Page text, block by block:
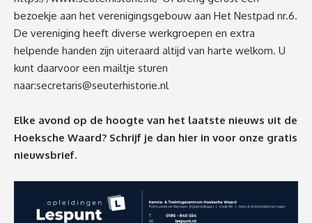
bezoekje aan het verenigingsgebouw aan Het Nestpad nr.6.
De vereniging heeft diverse werkgroepen en extra
helpende handen zijn uiteraard altijd van harte welkom. U
kunt daarvoor een mailtje sturen
naar:secretaris@seuterhistorie.nl
Elke avond op de hoogte van het laatste nieuws uit de
Hoeksche Waard? Schrijf je dan hier in voor onze gratis
nieuwsbrief.